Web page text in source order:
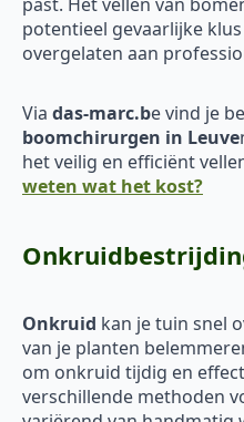
potentieel gevaarlijke
overgelaten aan
Via das-marc.be vind je
boomchirurgen in Leuve
het veilig en efficiënt
weten wat het kost?
Onkruid kan je tuin snel
van je planten
om onkruid tijdig en
verschillende methoden